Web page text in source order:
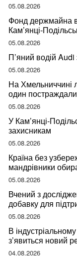
05.08.2026
Фонд держмайна
Кам’янці-
05.08.2026
П’яний водій
05.08.2026
На Хмельниччині
один
05.08.2026
У Кам’янці-
захисникам
05.08.2026
Країна без
мандрівники
05.08.2026
Вчений з
добавку для
05.08.2026
В
з’явиться новий
04.08.2026